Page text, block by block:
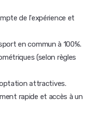
de l'expérience et
en commun à 100%.
(selon règles
attractives.
rapide et accès à un